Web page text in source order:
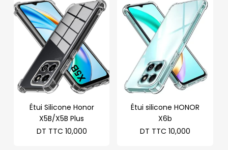
Étui Silicone Honor
X5B/X5B Plus
DT TTC 10,000
Étui silicone HONOR
X6b
DT TTC 10,000